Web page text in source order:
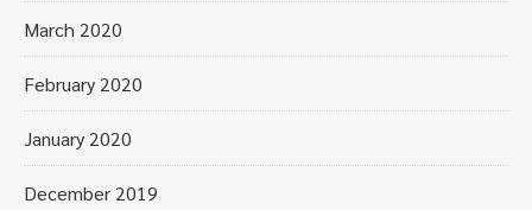
March 2020
February 2020
January 2020
December 2019